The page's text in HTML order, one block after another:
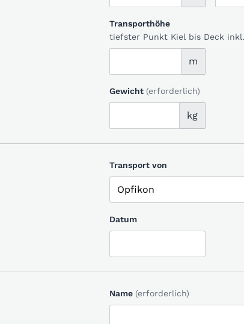
Transporthöhe
tiefster Punkt Kiel bis Deck
m
Gewicht (erforderlich)
kg
Transport von
Datum
Name (erforderlich)